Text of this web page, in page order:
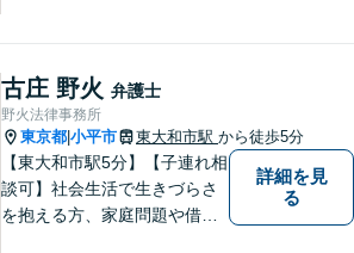
納得のいく解決を目指して、
全力を尽くします。【法テラ
ス利用可能】
古庄 野火 弁護士
野火法律事務所
東京都 小平市 東大和市駅 から徒歩5分
【東大和市駅5分】【子連れ相
談可】社会生活で生きづらさ
を抱える方、家庭問題や借金
詳細を見
る